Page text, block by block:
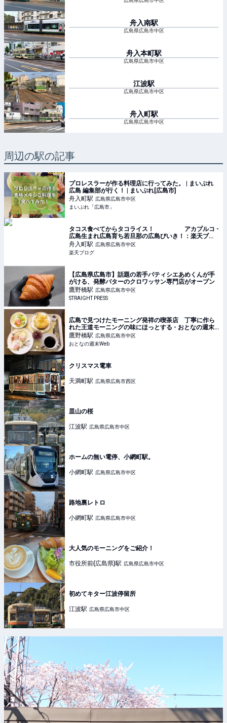
舟入南駅
広島県広島市中区
舟入本町駅
広島県広島市中区
江波駅
広島県広島市中区
舟入町駅
広島県広島市中区
周辺の駅の記事
プロレスラーが作る料理店に行ってみた。 | まいぷれ
広島 編集部が行く！ | まいぷれ[広島市]
舟入町駅 広島県広島市中区
まいぷれ「広島市」
タコス食べてからタコライス！ アカプルコ -
広島生まれ広島育ち若旦那の広島びいき！：楽天ブロ
グ
舟入町駅 広島県広島市中区
楽天ブログ
【広島県広島市】話題の若手パティシエあめくんが手
がける、発酵バターのクロワッサン専門店がオープン
鷹野橋駅 広島県広島市中区
STRAIGHT PRESS
広島で見つけたモーニング発祥の喫茶店 丁寧に作ら
れた王道モーニングの味にほっとする - おとなの週末
Web
鷹野橋駅 広島県広島市中区
おとなの週末Web
クリスマス電車
天満町駅 広島県広島市西区
皿山の桜
江波駅 広島県広島市中区
ホームの無い電停、小網町駅。
小網町駅 広島県広島市中区
路地裏レトロ
小網町駅 広島県広島市中区
大人気のモーニングをご紹介！
市役所前(広島県)駅 広島県広島市中区
初めてキター江波停留所
江波駅 広島県広島市中区